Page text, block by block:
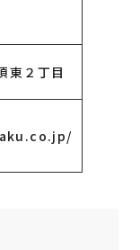
東２丁目